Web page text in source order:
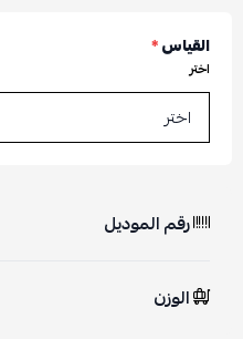
القياس*
اختر
رقم الموديل
الوزن